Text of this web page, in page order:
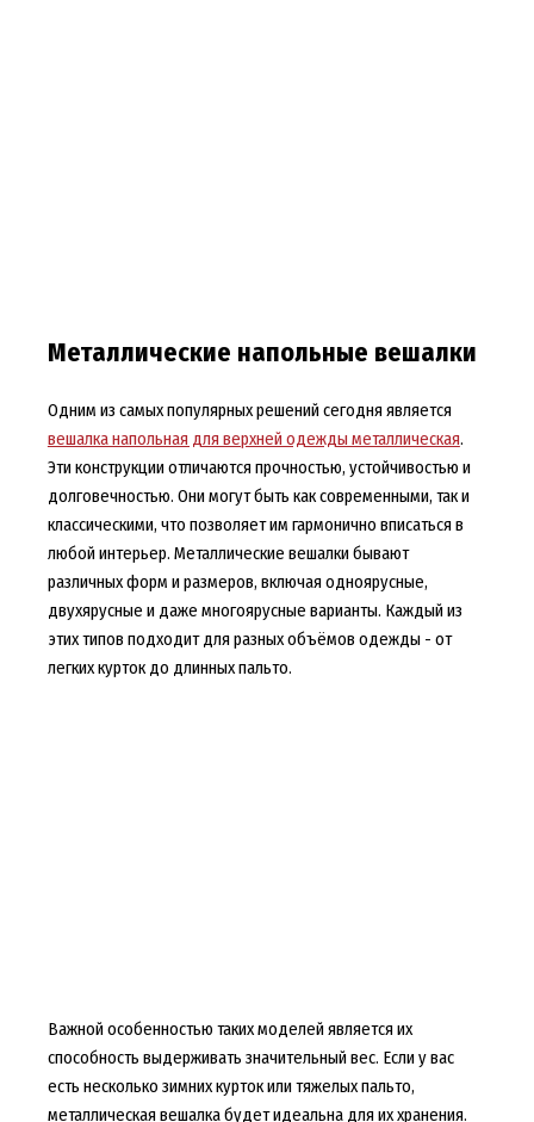
Металлические напольные вешалки
Одним из самых популярных решений сегодня является
вешалка напольная для верхней одежды металлическая.
Эти конструкции отличаются прочностью, устойчивостью и
долговечностью. Они могут быть как современными, так и
классическими, что позволяет им гармонично вписаться в
любой интерьер. Металлические вешалки бывают
различных форм и размеров, включая одноярусные,
двухярусные и даже многоярусные варианты. Каждый из
этих типов подходит для разных объёмов одежды - от
легких курток до длинных пальто.
Важной особенностью таких моделей является их
способность выдерживать значительный вес. Если у вас
есть несколько зимних курток или тяжелых пальто,
металлическая вешалка будет идеальна для их хранения.